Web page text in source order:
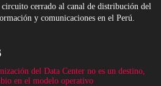
cerrado al canal de distribución del
y comunicaciones en el Perú.
del Data Center no es un destino,
en el modelo operativo